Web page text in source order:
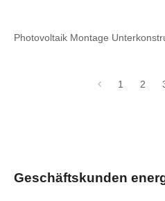
Photovoltaik Montage
1 2
Geschäftskunden